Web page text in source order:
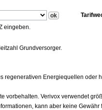
eingeben.
Grundversorger.
regenerativen Energiequellen oder
vorbehalten. Verivox verwendet
kann aber keine